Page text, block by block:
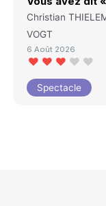
Christian
VOGT
6 Août 2026
Spectacle